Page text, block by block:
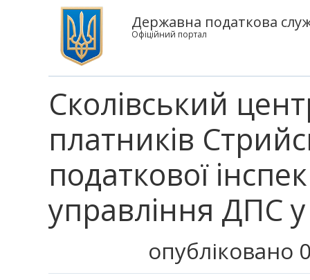
Державна податкова
Офіційний портал
Сколівський
платників
податкової
управління ДПС у
опубліковано